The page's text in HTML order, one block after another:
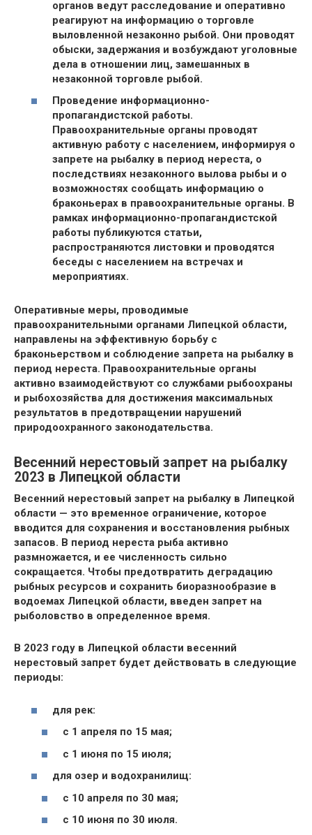
органов ведут расследование и оперативно
реагируют на информацию о торговле
выловленной незаконно рыбой. Они проводят
обыски, задержания и возбуждают уголовные
дела в отношении лиц, замешанных в
незаконной торговле рыбой.
Проведение информационно-
пропагандистской работы.
Правоохранительные органы проводят
активную работу с населением, информируя о
запрете на рыбалку в период нереста, о
последствиях незаконного вылова рыбы и о
возможностях сообщать информацию о
браконьерах в правоохранительные органы. В
рамках информационно-пропагандистской
работы публикуются статьи,
распространяются листовки и проводятся
беседы с населением на встречах и
мероприятиях.
Оперативные меры, проводимые
правоохранительными органами Липецкой области,
направлены на эффективную борьбу с
браконьерством и соблюдение запрета на рыбалку в
период нереста. Правоохранительные органы
активно взаимодействуют со службами рыбоохраны
и рыбохозяйства для достижения максимальных
результатов в предотвращении нарушений
природоохранного законодательства.
Весенний нерестовый запрет на рыбалку
2023 в Липецкой области
Весенний нерестовый запрет на рыбалку в Липецкой
области — это временное ограничение, которое
вводится для сохранения и восстановления рыбных
запасов. В период нереста рыба активно
размножается, и ее численность сильно
сокращается. Чтобы предотвратить деградацию
рыбных ресурсов и сохранить биоразнообразие в
водоемах Липецкой области, введен запрет на
рыболовство в определенное время.
В 2023 году в Липецкой области весенний
нерестовый запрет будет действовать в следующие
периоды:
для рек:
с 1 апреля по 15 мая;
с 1 июня по 15 июля;
для озер и водохранилищ:
с 10 апреля по 30 мая;
с 10 июня по 30 июля.